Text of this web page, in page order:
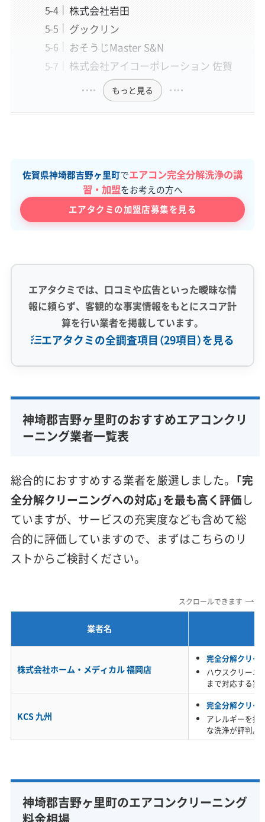
株式会社岩田
グックリン
おそうじMaster S&N
株式会社アイコーポレーション 佐賀
もっと見る
佐賀県神埼郡吉野ヶ里町でエアコン完全分解洗浄の講
習・加盟をお考えの方へ
エアタクミの加盟店募集を見る
エアタクミでは、口コミや広告といった曖昧な情
報に頼らず、客観的な事実情報をもとにスコア計
算を行い業者を掲載しています。
エアタクミの全調査項目（29項目）を見る
完全分解洗浄 部分クリーニング
実績10年以上
資格保有スタッフ
家庭用エアコン
保証付き アフターフォロー
女性スタッフ在籍
エコ洗剤使用
アレルギー対策
ハウスダスト除去
利便性・サービス (12)
年末年始対応
防カビ・抗菌 消臭処理 防汚コーティング
神埼郡吉野ヶ里町のおすすめエアコンクリ
ーニング業者一覧表
総合的におすすめする業者を厳選しました。 「完
全分解クリーニングへの対応」を最も高く評価し
ていますが、サービスの充実度なども含めて総
合的に評価していますので、まずはこちらのリ
ストからご検討ください。
スクロールできます
業者名
株式会社ホーム・メディカル 福岡店
完全分解クリー
ハウスクリーニ
まで対応する実
KCS 九州
完全分解クリー
アレルギーを持
な洗浄が評判。
神埼郡吉野ヶ里町のエアコンクリーニング